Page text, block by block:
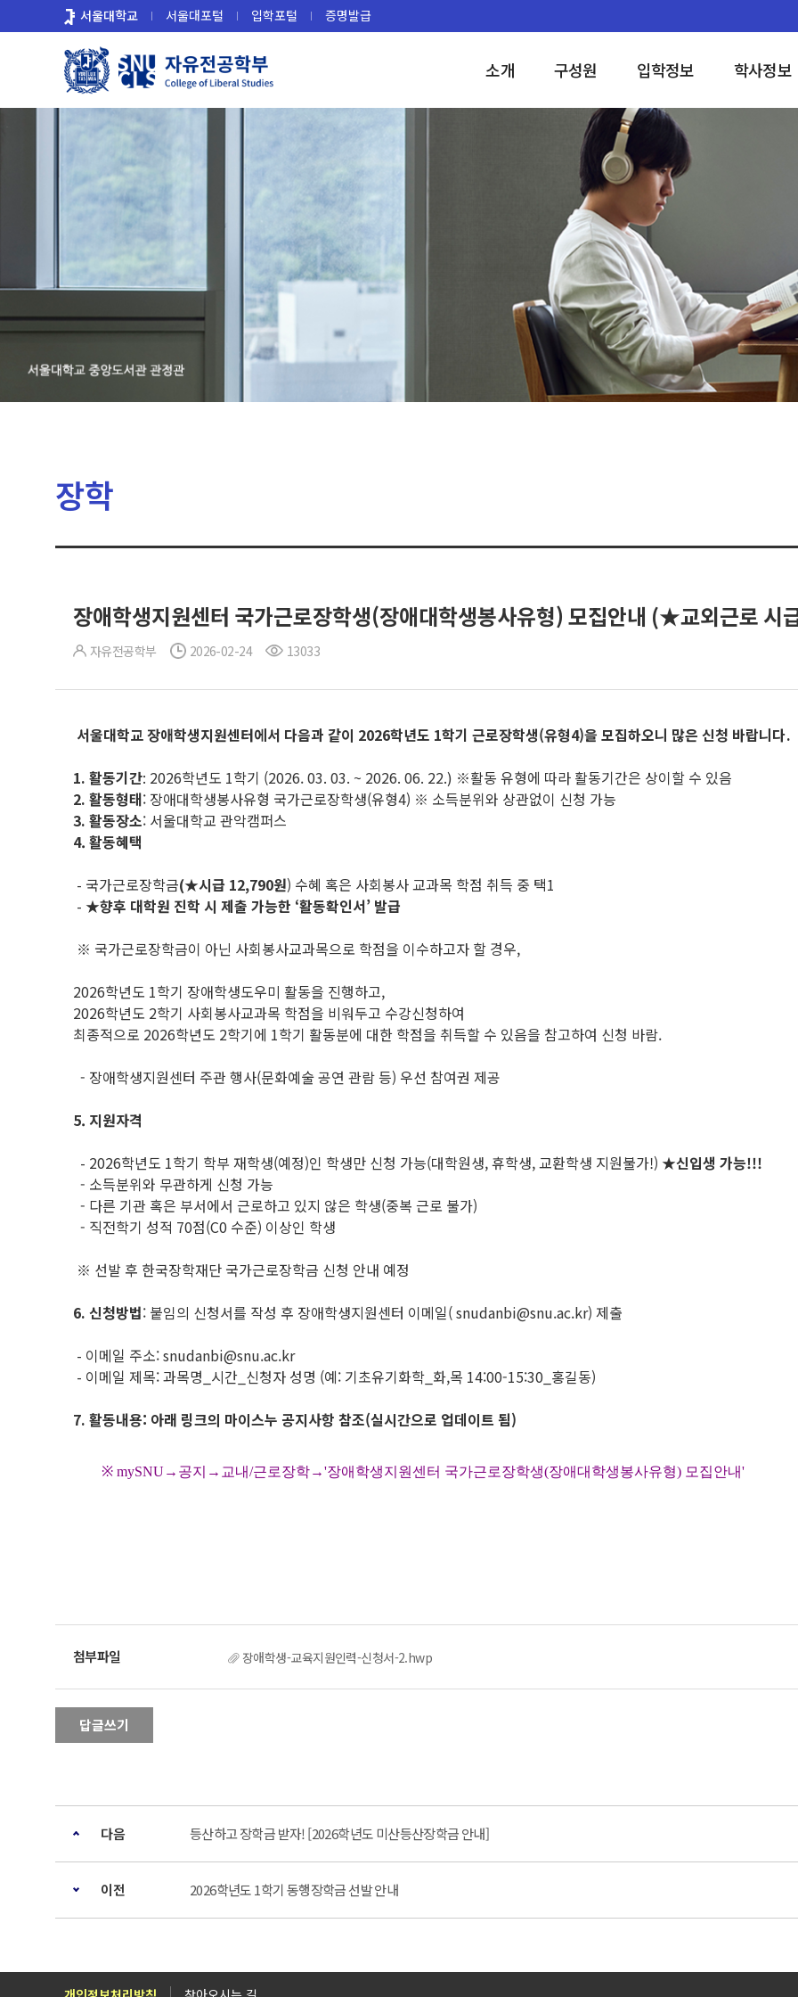
로
서울대학교 서울대포털 입학포털 증명발급
소개 구성원 입학정보 학사정보
장학
장애학생지원센터 국가근로장학생(장애대학생봉사유형) 모집안내 (★교외근로 시
자유전공학부 2026-02-24 13033
서울대학교 장애학생지원센터에서 다음과 같이 2026학년도 1학기 근로장학생(유형4)을 모집하오니 많은 신청 바랍니다.
1. 활동기간: 2026학년도 1학기 (2026. 03. 03. ~ 2026. 06. 22.) ※활동 유형에 따라 활동기간은 상이할 수 있음
2. 활동형태: 장애대학생봉사유형 국가근로장학생(유형4) ※ 소득분위와 상관없이 신청 가능
3. 활동장소: 서울대학교 관악캠퍼스
4. 활동혜택
- 국가근로장학금(★시급 12,790원) 수혜 혹은 사회봉사 교과목 학점 취득 중 택1
- ★향후 대학원 진학 시 제출 가능한 ‘활동확인서’ 발급
※ 국가근로장학금이 아닌 사회봉사교과목으로 학점을 이수하고자 할 경우,
2026학년도 1학기 장애학생도우미 활동을 진행하고,
2026학년도 2학기 사회봉사교과목 학점을 비워두고 수강신청하여
최종적으로 2026학년도 2학기에 1학기 활동분에 대한 학점을 취득할 수 있음을 참고하여 신청 바람.
- 장애학생지원센터 주관 행사(문화예술 공연 관람 등) 우선 참여권 제공
5. 지원자격
- 2026학년도 1학기 학부 재학생(예정)인 학생만 신청 가능(대학원생, 휴학생, 교환학생 지원불가!) ★신입생 가능!!!
- 소득분위와 무관하게 신청 가능
- 다른 기관 혹은 부서에서 근로하고 있지 않은 학생(중복 근로 불가)
- 직전학기 성적 70점(C0 수준) 이상인 학생
※ 선발 후 한국장학재단 국가근로장학금 신청 안내 예정
6. 신청방법: 붙임의 신청서를 작성 후 장애학생지원센터 이메일( snudanbi@snu.ac.kr) 제출
- 이메일 주소: snudanbi@snu.ac.kr
- 이메일 제목: 과목명_시간_신청자 성명 (예: 기초유기화학_화,목 14:00-15:30_홍길동)
7. 활동내용: 아래 링크의 마이스누 공지사항 참조(실시간으로 업데이트 됨)
※ mySNU→공지→교내/근로장학→'장애학생지원센터 국가근로장학생(장애대학생봉사유형) 모집안내'
장애학생-교육지원인력-신청서-2.hwp
답글쓰기
다음 등산하고 장학금 받자! [2026학년도 미산등산장학금 안내]
이전 2026학년도 1학기 동행장학금 선발 안내